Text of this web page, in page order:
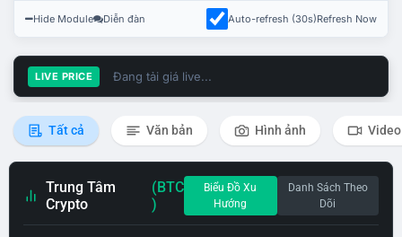
Hide Module Diễn đàn Auto-refresh (30s)Refresh Now
LIVE PRICE Đang tải giá live...
Tất cả Văn bản Hình ảnh Video
Trung Tâm
Crypto
(BTC
)
Biểu Đồ Xu
Hướng
Danh Sách Theo
Dõi